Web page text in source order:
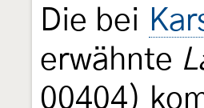
Die bei
erwähnte
00404)